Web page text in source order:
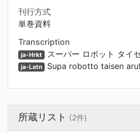
刊行方式
単巻資料
Transcription
ja-Hrkt スーパー ロボット タイ
ja-Latn Supa robotto taisen
所蔵リスト (2件)